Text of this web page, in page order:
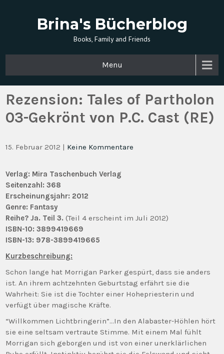
Brina's Bücherblog
Books, Family and Friends
Menu
Rezension: Tales of Partholon
03-Gekrönt von P.C. Cast (RE)
15. Februar 2012 | Keine Kommentare
Verlag: Mira Taschenbuch Verlag
Seitenzahl: 368
Erscheinungsjahr: 2012
Genre: Fantasy
Reihe? Ja. Teil 3. (Teil 4 erscheint im Juli 2012)
ISBN-10: 3899419669
ISBN-13: 978-3899419665
Kurzbeschreibung:
Schon lange hat Morrigan Parker gespürt, dass sie anders
ist. An ihrem achtzehnten Geburtstag erfährt sie die
Wahrheit: Sie ist die Tochter einer Hohepriesterin und
verfügt über magische Kräfte.
“Willkommen Lichtbringerin”…In den Alabaster-Höhlen hört
sie eine seltsam vertraute Stimme. Mit einem Mal fühlt
Morrigan sich geborgen und ist von einer unerklärlichen